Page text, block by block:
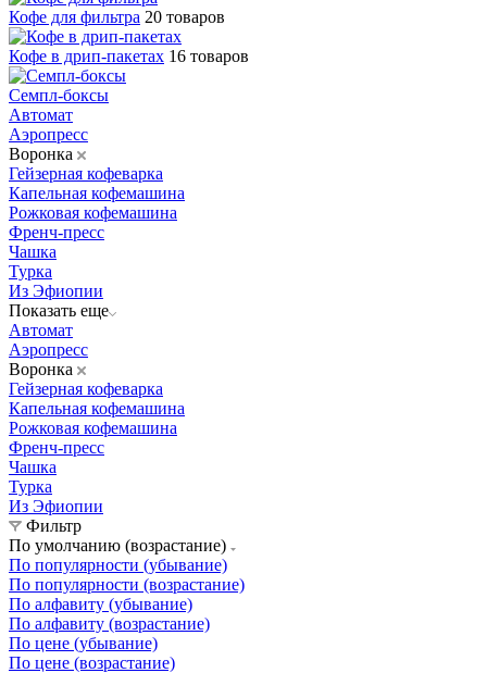
Кофе для фильтра 20 товаров
Кофе в дрип-пакетах 16 товаров
Семпл-боксы
Автомат
Аэропресс
Воронка
Гейзерная кофеварка
Капельная кофемашина
Рожковая кофемашина
Френч-пресс
Чашка
Турка
Из Эфиопии
Показать еще
Автомат
Аэропресс
Воронка
Гейзерная кофеварка
Капельная кофемашина
Рожковая кофемашина
Френч-пресс
Чашка
Турка
Из Эфиопии
Фильтр
По умолчанию (возрастание)
По популярности (убывание)
По популярности (возрастание)
По алфавиту (убывание)
По алфавиту (возрастание)
По цене (убывание)
По цене (возрастание)